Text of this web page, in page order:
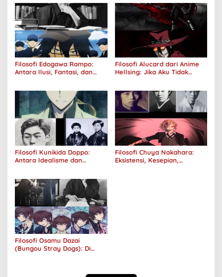
Filosofi Edogawa Rampo:
Antara Ilusi, Fantasi, dan
Filosofi Alucard dari Anime
Hellsing: Jika Aku Tidak
Filosofi Kunikida Doppo:
Antara Idealisme dan
Filosofi Chuya Nakahara:
Eksistensi, Kesepian,
Filosofi Osamu Dazai
(Bungou Stray Dogs): Di